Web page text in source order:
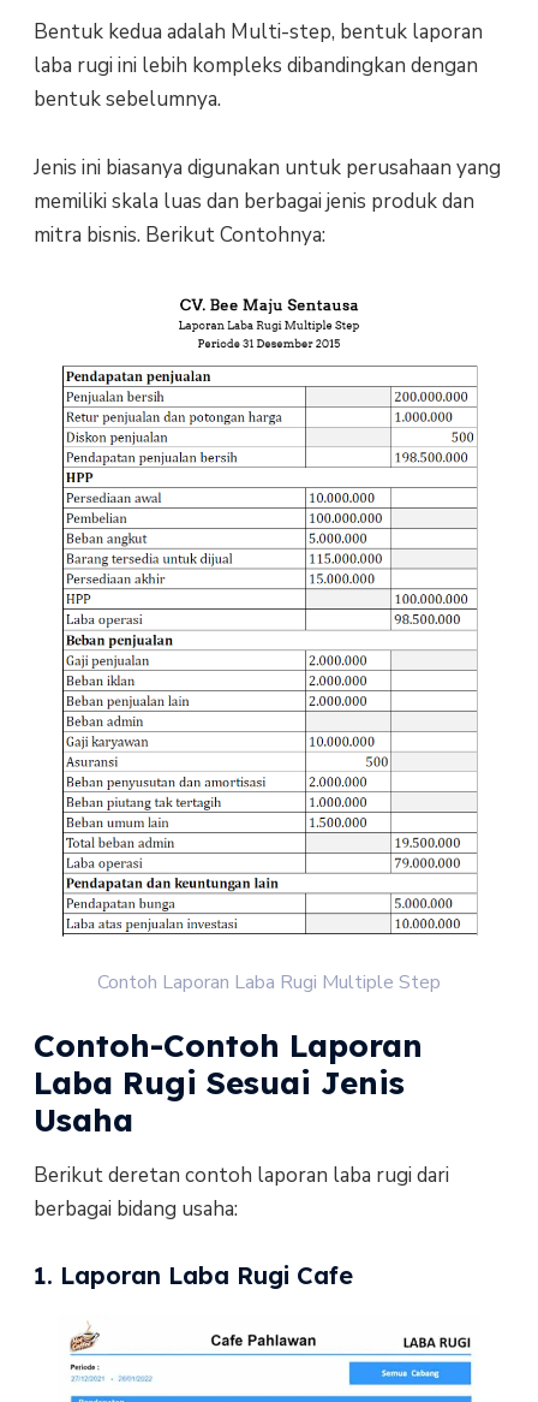
Bentuk kedua adalah Multi-step, bentuk laporan
laba rugi ini lebih kompleks dibandingkan dengan
bentuk sebelumnya.
Jenis ini biasanya digunakan untuk perusahaan yang
memiliki skala luas dan berbagai jenis produk dan
mitra bisnis. Berikut Contohnya:
Contoh Laporan Laba Rugi Multiple Step
Contoh-Contoh Laporan
Laba Rugi Sesuai Jenis
Usaha
Berikut deretan contoh laporan laba rugi dari
berbagai bidang usaha:
1. Laporan Laba Rugi Cafe